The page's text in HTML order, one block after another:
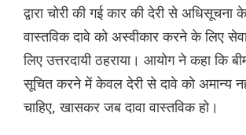
द्वारा चोरी की गई कार की देरी से
वास्तविक दावे को अस्वीकार करने के लिए
लिए उत्तरदायी ठहराया। आयोग ने कहा कि
सूचित करने में केवल देरी से दावे को अमान्य
चाहिए, खासकर जब दावा वास्तविक हो।